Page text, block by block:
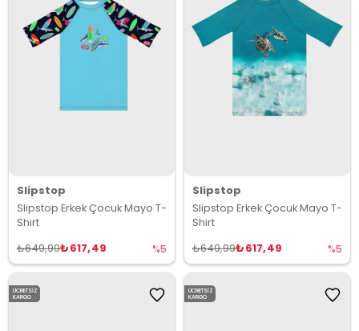
Slipstop
Slipstop Erkek Çocuk Mayo T-
Shirt
₺617,49
₺649,99 %5
Slipstop
Slipstop Erkek Çocuk Mayo T-
Shirt
₺617,49
₺649,99 %5
ÜCRETSIZ
KARGO
ÜCRETSIZ
KARGO